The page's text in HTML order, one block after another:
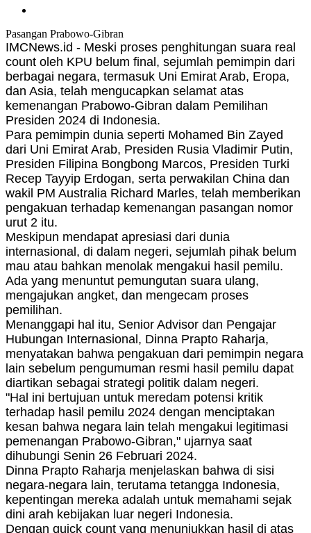
Pasangan Prabowo-Gibran
IMCNews.id - Meski proses penghitungan suara real
count oleh KPU belum final, sejumlah pemimpin dari
berbagai negara, termasuk Uni Emirat Arab, Eropa,
dan Asia, telah mengucapkan selamat atas
kemenangan Prabowo-Gibran dalam Pemilihan
Presiden 2024 di Indonesia.
Para pemimpin dunia seperti Mohamed Bin Zayed
dari Uni Emirat Arab, Presiden Rusia Vladimir Putin,
Presiden Filipina Bongbong Marcos, Presiden Turki
Recep Tayyip Erdogan, serta perwakilan China dan
wakil PM Australia Richard Marles, telah memberikan
pengakuan terhadap kemenangan pasangan nomor
urut 2 itu.
Meskipun mendapat apresiasi dari dunia
internasional, di dalam negeri, sejumlah pihak belum
mau atau bahkan menolak mengakui hasil pemilu.
Ada yang menuntut pemungutan suara ulang,
mengajukan angket, dan mengecam proses
pemilihan.
Menanggapi hal itu, Senior Advisor dan Pengajar
Hubungan Internasional, Dinna Prapto Raharja,
menyatakan bahwa pengakuan dari pemimpin negara
lain sebelum pengumuman resmi hasil pemilu dapat
diartikan sebagai strategi politik dalam negeri.
"Hal ini bertujuan untuk meredam potensi kritik
terhadap hasil pemilu 2024 dengan menciptakan
kesan bahwa negara lain telah mengakui legitimasi
pemenangan Prabowo-Gibran," ujarnya saat
dihubungi Senin 26 Februari 2024.
Dinna Prapto Raharja menjelaskan bahwa di sisi
negara-negara lain, terutama tetangga Indonesia,
kepentingan mereka adalah untuk memahami sejak
dini arah kebijakan luar negeri Indonesia.
Dengan quick count yang menunjukkan hasil di atas